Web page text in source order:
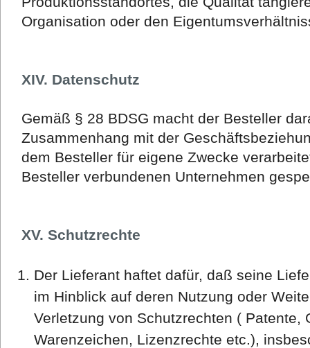
Organisation oder den
XIV. Datenschutz
Gemäß § 28 BDSG macht der Besteller
Zusammenhang mit der
dem Besteller für eigene Zwecke
Besteller verbundenen Unternehmen
XV. Schutzrechte
Der Lieferant haftet dafür, daß seine
im Hinblick auf deren Nutzung oder
Verletzung von Schutzrechten ( Patente,
Warenzeichen, Lizenzrechte etc.),